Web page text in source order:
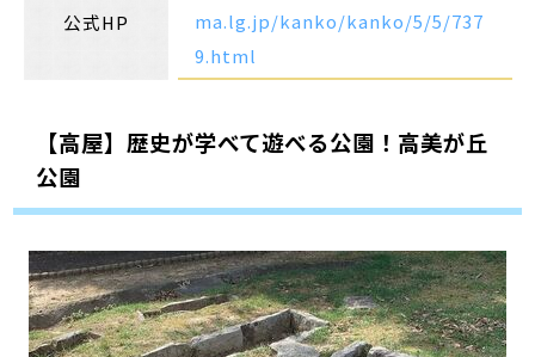
公式HP
ma.lg.jp/kanko/kanko/5/5/737
9.html
【高屋】歴史が学べて遊べる公園！高美が丘
公園